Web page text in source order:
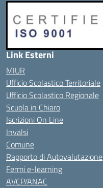
Link Esterni
MIUR
Ufficio Scolastico Territoriale
Ufficio Scolastico Regionale
Scuola in Chiaro
Iscrizioni On Line
Invalsi
Comune
Rapporto di Autovalutazione
Fermi e-learning
AVCP/ANAC